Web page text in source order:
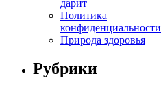
дарит
Политика
конфиденциальности
Природа здоровья
Рубрики